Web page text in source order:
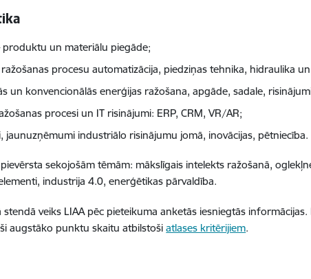
un materiālu piegāde;
procesu automatizācija, piedziņas tehnika, hidraulika
un konvencionālās enerģijas ražošana, apgāde, sadale,
procesi un IT risinājumi: ERP, CRM, VR/AR;
jaunuzņēmumi industriālo risinājumu jomā, inovācijas, pētniecība.
sekojošām tēmām: mākslīgais intelekts ražošanā,
industrija 4.0, enerģētikas pārvaldība.
veiks LIAA pēc pieteikuma anketās iesniegtās informācijas.
augstāko punktu skaitu atbilstošiatlases kritērijiem.